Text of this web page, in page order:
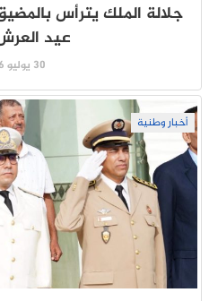
جلالة الملك يترأس
عيد
30 يوليو 2026
أخبار وطنية